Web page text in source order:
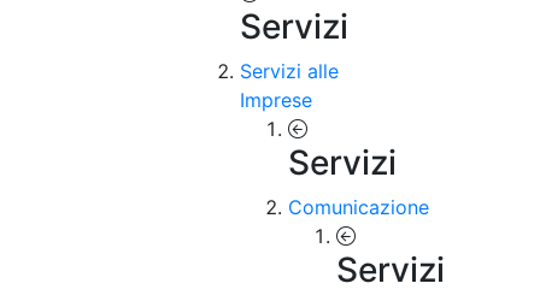
Servizi
Servizi alle
Imprese
Servizi
Comunicazione
Servizi